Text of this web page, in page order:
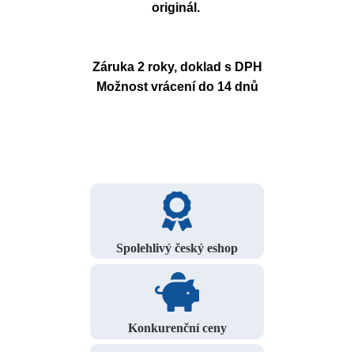
originál.
Záruka 2 roky, doklad s DPH
Možnost vrácení do 14 dnů
Spolehlivý český eshop
Konkurenční ceny